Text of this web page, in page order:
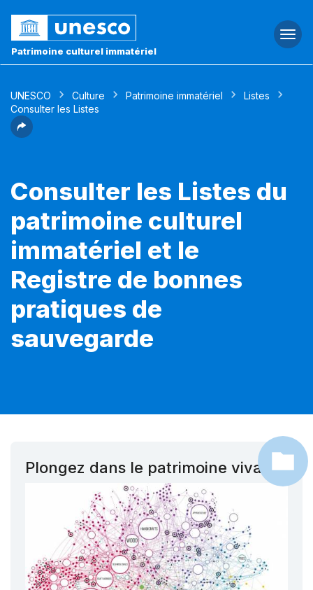
Patrimoine culturel immatériel
UNESCO Culture Patrimoine immatériel
Listes
Consulter les Listes
Consulter les Listes du
patrimoine culturel
immatériel et le
Registre de bonnes
pratiques de
sauvegarde
Plongez dans le patrimoine vivant !